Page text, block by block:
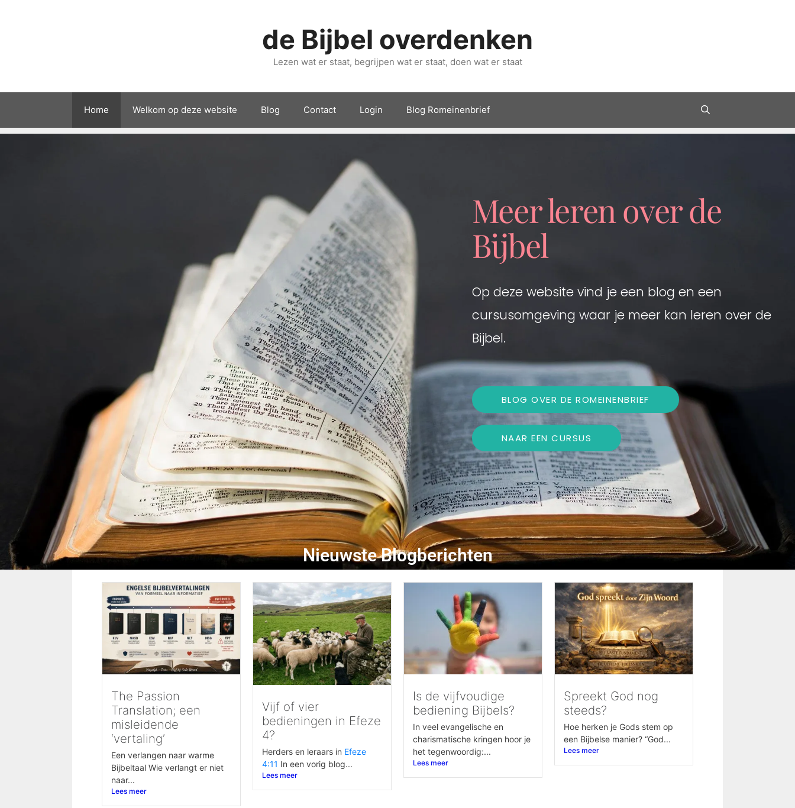
de Bijbel overdenken
Lezen wat er staat, begrijpen wat er staat, doen wat er staat
Home Welkom op deze website Blog Contact Login Blog Romeinenbrief
Meer leren over de
Bijbel
Op deze website vind je een blog en een
cursusomgeving waar je meer kan leren over de
Bijbel.
BLOG OVER DE ROMEINENBRIEF
NAAR EEN CURSUS
Nieuwste Blogberichten
The Passion
Translation; een
misleidende
‘vertaling’
Een verlangen naar warme
Bijbeltaal Wie verlangt er niet
naar...
Lees meer
Vijf of vier
bedieningen in Efeze
4?
Herders en leraars in Efeze
4:11 In een vorig blog...
Lees meer
Is de vijfvoudige
bediening Bijbels?
In veel evangelische en
charismatische kringen hoor je
het tegenwoordig:...
Lees meer
Spreekt God nog
steeds?
Hoe herken je Gods stem op
een Bijbelse manier? “God...
Lees meer